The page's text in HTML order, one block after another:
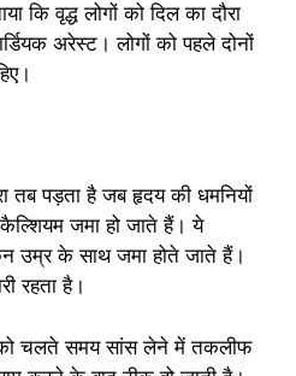
कि वृद्ध लोगों को दिल का दौरा
अरेस्ट। लोगों को पहले दोनों
तब पड़ता है जब हृदय की धमनियों
जमा हो जाते हैं। ये
उम्र के साथ जमा होते जाते हैं।
रहता है।
को चलते समय सांस लेने में तकलीफ